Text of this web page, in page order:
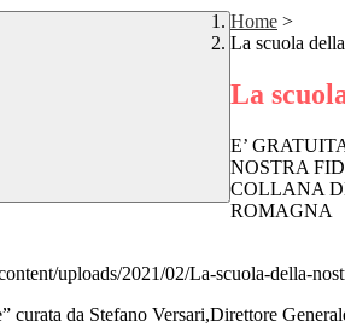
Home >
La scuola
La
E’
NOSTRA
COLLANA
ROMAGNA
uploads/2021/02/La-scuola-della-
da Stefano Versari,Direttore